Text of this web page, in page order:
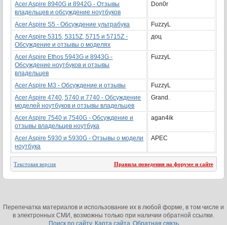
Acer Aspire 8940G и 8942G - Отзывы
владельцев и обсуждение ноутбуков
Don0r
Acer Aspire S5 - Обсуждение ультрабука
FuzzyL
Acer Aspire 5315, 5315Z, 5715 и 5715Z -
Обсуждение и отзывы о моделях
доц
Acer Aspire Ethos 5943G и 8943G -
Обсуждение ноутбуков и отзывы
владельцев
FuzzyL
Acer Aspire M3 - Обсуждение и отзывы
FuzzyL
Acer Aspire 4740, 5740 и 7740 - Обсуждение
моделей ноутбуков и отзывы владельцев
Grand.
Acer Aspire 7540 и 7540G - Обсуждение и
отзывы владельцев ноутбука
agan4ik
Acer Aspire 5930 и 5930G - Отзывы о модели
ноутбука
APEC
Текстовая версия Правила поведения на форуме и сайте
Перепечатка материалов и использование их в любой форме, в том числе и
в электронных СМИ, возможны только при наличии обратной ссылки.
Поиск по сайту Карта сайта Обратная связь